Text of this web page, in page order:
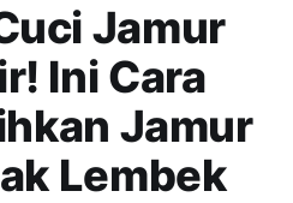
Jamur
Ini Cara
Jamur
Lembek